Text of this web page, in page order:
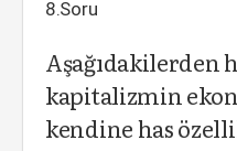
8.Soru
Aşağıdakilerden
kapitalizmin
kendine has